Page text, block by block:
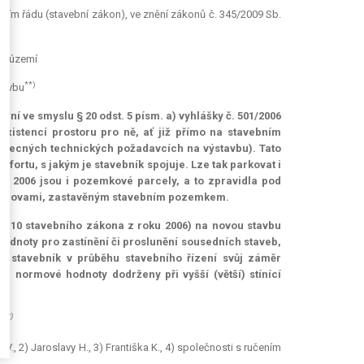
řádu (stavební zákon), ve znění zákonů č. 345/2009 Sb.
území
**)
ve smyslu § 20 odst. 5 písm. a) vyhlášky č. 501/2006
prostoru pro ně, ať již přímo na stavebním
technických požadavcích na výstavbu). Tato
s jakým je stavebník spojuje. Lze tak parkovat i
2006 jsou i pozemkové parcely, a to zpravidla pod
zastavěným stavebním pozemkem.
stavebního zákona z roku 2006) na novou stavbu
pro zastínění či proslunění sousedních staveb,
stavebník v průběhu stavebního řízení svůj záměr
normové hodnoty dodrženy při vyšší (větší) stínící
*)
2) Jaroslavy H., 3) Františka K., 4) společnosti s ručením